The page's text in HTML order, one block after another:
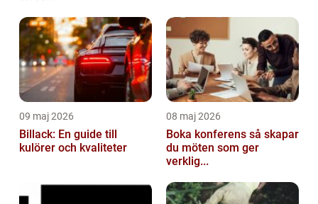
09 maj 2026
Billack: En guide till
kulörer och kvaliteter
08 maj 2026
Boka konferens så skapar
du möten som ger
verklig...